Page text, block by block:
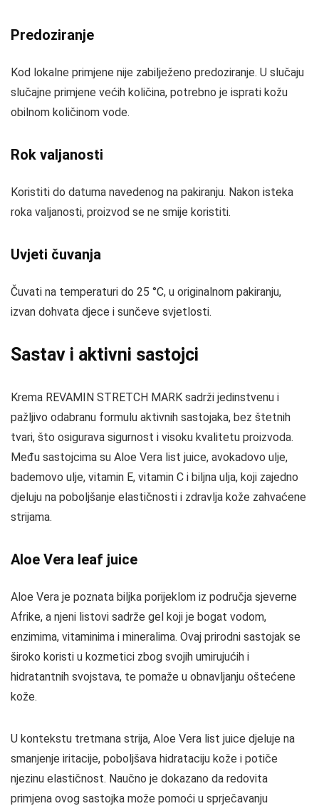
Predoziranje
Kod lokalne primjene nije zabilježeno predoziranje. U slučaju
slučajne primjene većih količina, potrebno je isprati kožu
obilnom količinom vode.
Rok valjanosti
Koristiti do datuma navedenog na pakiranju. Nakon isteka
roka valjanosti, proizvod se ne smije koristiti.
Uvjeti čuvanja
Čuvati na temperaturi do 25 °C, u originalnom pakiranju,
izvan dohvata djece i sunčeve svjetlosti.
Sastav i aktivni sastojci
Krema REVAMIN STRETCH MARK sadrži jedinstvenu i
pažljivo odabranu formulu aktivnih sastojaka, bez štetnih
tvari, što osigurava sigurnost i visoku kvalitetu proizvoda.
Među sastojcima su Aloe Vera list juice, avokadovo ulje,
bademovo ulje, vitamin E, vitamin C i biljna ulja, koji zajedno
djeluju na poboljšanje elastičnosti i zdravlja kože zahvaćene
strijama.
Aloe Vera leaf juice
Aloe Vera je poznata biljka porijeklom iz područja sjeverne
Afrike, a njeni listovi sadrže gel koji je bogat vodom,
enzimima, vitaminima i mineralima. Ovaj prirodni sastojak se
široko koristi u kozmetici zbog svojih umirujućih i
hidratantnih svojstava, te pomaže u obnavljanju oštećene
kože.
U kontekstu tretmana strija, Aloe Vera list juice djeluje na
smanjenje iritacije, poboljšava hidrataciju kože i potiče
njezinu elastičnost. Naučno je dokazano da redovita
primjena ovog sastojka može pomoći u sprječavanju